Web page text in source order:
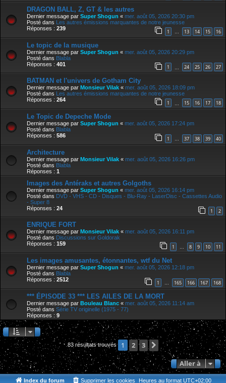
DRAGON BALL, Z, GT & les autres
Dernier message par Super Shogun « mer. août 05, 2026 20:30 pm
Posté dans Les autres émissions marquantes de notre jeunesse
Réponses : 239 1 … 13 14 15 16
Le topic de la musique
Dernier message par Super Shogun « mer. août 05, 2026 20:29 pm
Posté dans Blabla
Réponses : 401 1 24 25 26 27
BATMAN et l'univers de Gotham City
Dernier message par Monsieur Vilak « mer. août 05, 2026 18:09 pm
Posté dans Les autres émissions marquantes de notre jeunesse
Réponses : 264 1 15 16 17 18
Le Topic de Depeche Mode
Dernier message par Super Shogun « mer. août 05, 2026 17:24 pm
Posté dans Blabla
Réponses : 586 1 … 37 38 39 40
Architecture
Dernier message par Monsieur Vilak « mer. août 05, 2026 16:26 pm
Posté dans Blabla
Réponses : 1
Images des Antéraks et autres Golgoths
Dernier message par Super Shogun « mer. août 05, 2026 16:14 pm
Posté dans DVD - VHS - CD - Disques - Blu-Ray - LaserDisc - Cassettes Audio
- Super 8
Réponses : 24 1 2
ENRIQUE FORT
Dernier message par Monsieur Vilak « mer. août 05, 2026 16:11 pm
Posté dans Discussions sur Goldorak
Réponses : 159 1 … 8 9 10 11
Les images amusantes, étonnantes, wtf du Net
Dernier message par Super Shogun « mer. août 05, 2026 12:18 pm
Posté dans Blabla
Réponses : 2512 1 … 165 166 167 168
*** ÉPISODE 33 *** LES AILES DE LA MORT
Dernier message par Bouleau Blanc « mer. août 05, 2026 11:14 am
Posté dans Série TV originelle (1975 - 77)
Réponses : 9
83 résultats trouvés 1 2 3
Suivante
Aller à
Index du forum Heures au format UTC+02:00
Supprimer les cookies